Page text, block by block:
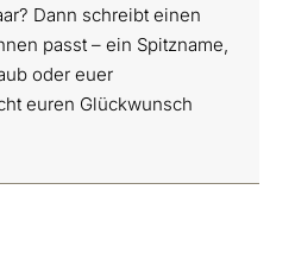
Dann schreibt einen
passt – ein Spitzname,
oder euer
euren Glückwunsch